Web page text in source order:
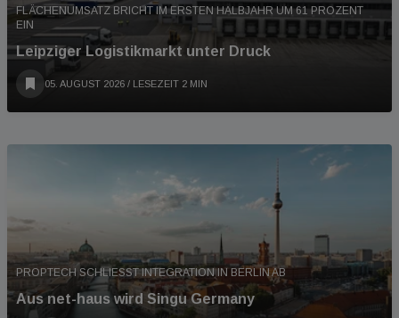
FLÄCHENUMSATZ BRICHT IM ERSTEN HALBJAHR UM 61 PROZENT
EIN
Leipziger Logistikmarkt unter Druck
05. AUGUST 2026 / LESEZEIT 2 MIN
PROPTECH SCHLIESST INTEGRATION IN BERLIN AB
Aus net-haus wird Singu Germany